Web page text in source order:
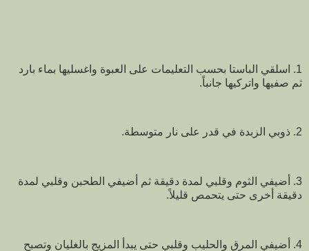
1. اسلقي الباستا بحسب التعليمات على العبوة واغسليها بماء بارد
ثم صفيها واتركيها جانباً.
2. ذوبي الزبدة في قدر على نار متوسطة.
3. أضيفي الثوم وقلبي لمدة دقيقة ثم أضيفي الطحبن وقلبي لمدة
دقيقة أخرى حتى يتحمص قليلاً.
4. أضيفي المرق والحليب وقلبي حتى يبدأ المزيج بالغليان وتصبح